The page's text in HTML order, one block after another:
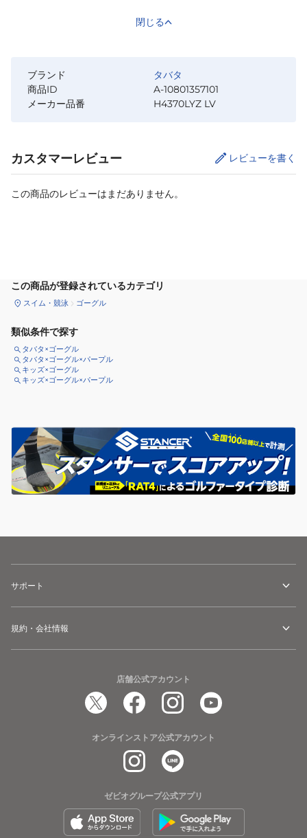
閉じる
ブランド
タバタ
商品ID
A-10801357101
メーカー品番
H4370LYZ LV
カスタマーレビュー レビューを書く
この商品のレビューはまだありません。
この商品が登録されているカテゴリ
スイム・競泳 ゴーグル
類似条件で探す
タバタ×ゴーグル
タバタ×ゴーグル×パープル
キッズ×ゴーグル
キッズ×ゴーグル×パープル
サポート
規約・会社情報
店舗公式アカウント
オンラインストア公式アカウント
ゼビオグループ公式アプリ